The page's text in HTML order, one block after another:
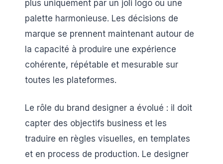
plus uniquement par un joli logo ou une
palette harmonieuse. Les décisions de
marque se prennent maintenant autour de
la capacité à produire une expérience
cohérente, répétable et mesurable sur
toutes les plateformes.
Le rôle du brand designer a évolué : il doit
capter des objectifs business et les
traduire en règles visuelles, en templates
et en process de production. Le designer